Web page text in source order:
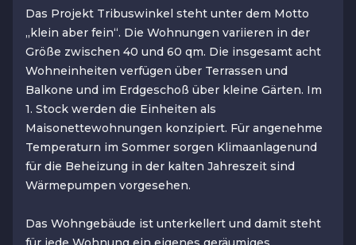
Das Projekt Tribuswinkel steht unter dem Motto
„klein aber fein“. Die Wohnungen variieren in der
Größe zwischen 40 und 60 qm. Die insgesamt acht
Wohneinheiten verfügen über Terrassen und
Balkone und im Erdgeschoß über kleine Gärten. Im
1. Stock werden die Einheiten als
Maisonettewohnungen konzipiert. Für angenehme
Temperaturn im Sommer sorgen Klimaanlagenund
für die Beheizung in der kalten Jahreszeit sind
Wärmepumpen vorgesehen.
Das Wohngebäude ist unterkellert und damit steht